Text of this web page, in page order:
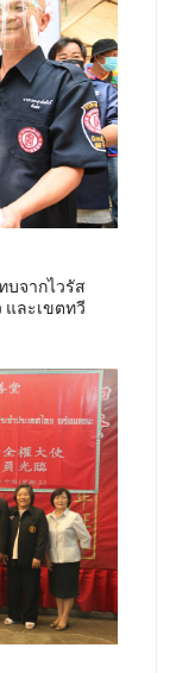
บจากไวรัส
และเขตทวี